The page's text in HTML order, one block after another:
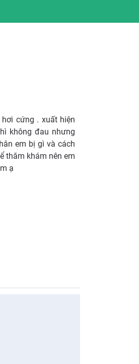
cứng . xuất hiện
không đau nhưng
em bị gì và cách
thăm khám nên em
ạ